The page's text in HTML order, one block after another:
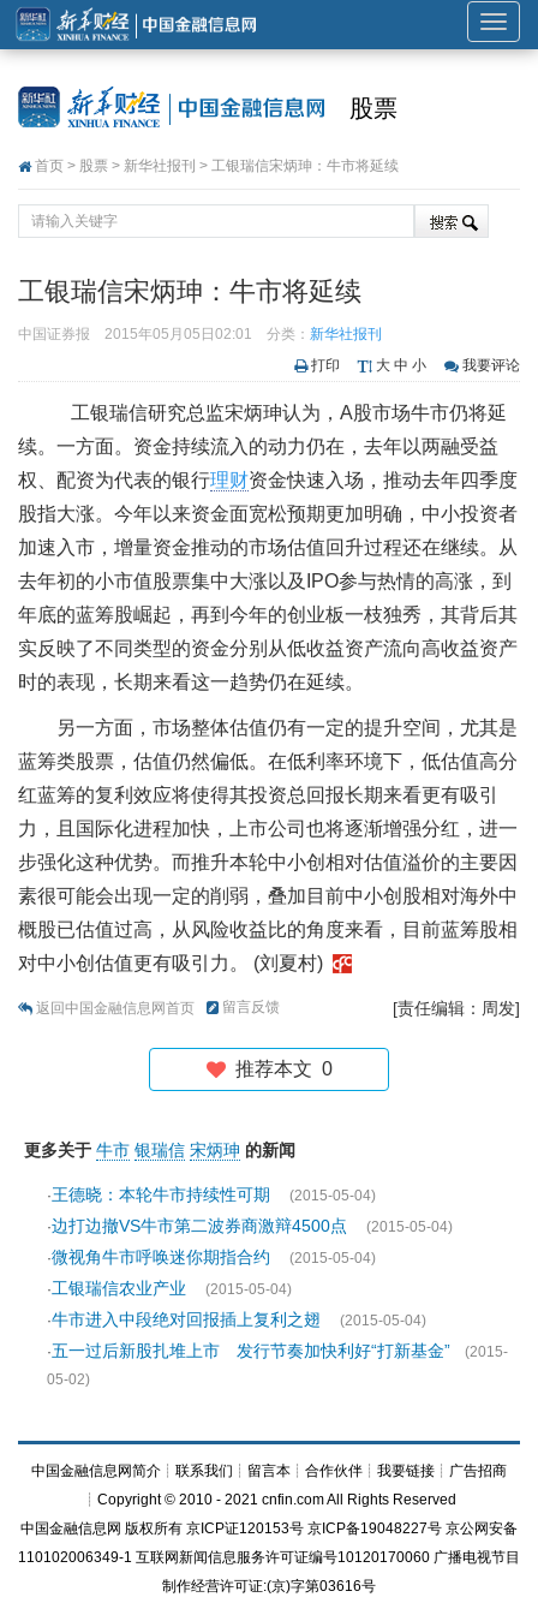
展
开
股票
首页 > 股票 > 新华社报刊 > 工银瑞信宋炳珅：牛市将延续
工银瑞信宋炳珅：牛市将延续
中国证券报 2015年05月05日02:01 分类： 新华社报刊
打印
大 中 小 我要评论
工银瑞信研究总监宋炳珅认为，A股市场牛市仍将延
续。一方面。资金持续流入的动力仍在，去年以两融受益
权、配资为代表的银行理财资金快速入场，推动去年四季度
股指大涨。今年以来资金面宽松预期更加明确，中小投资者
加速入市，增量资金推动的市场估值回升过程还在继续。从
去年初的小市值股票集中大涨以及IPO参与热情的高涨，到
年底的蓝筹股崛起，再到今年的创业板一枝独秀，其背后其
实反映了不同类型的资金分别从低收益资产流向高收益资产
时的表现，长期来看这一趋势仍在延续。
另一方面，市场整体估值仍有一定的提升空间，尤其是
蓝筹类股票，估值仍然偏低。在低利率环境下，低估值高分
红蓝筹的复利效应将使得其投资总回报长期来看更有吸引
力，且国际化进程加快，上市公司也将逐渐增强分红，进一
步强化这种优势。而推升本轮中小创相对估值溢价的主要因
素很可能会出现一定的削弱，叠加目前中小创股相对海外中
概股已估值过高，从风险收益比的角度来看，目前蓝筹股相
对中小创估值更有吸引力。 (刘夏村)
返回中国金融信息网首页 留言反馈 [责任编辑：周发]
推荐本文 0
更多关于 牛市 银瑞信 宋炳珅 的新闻
·王德晓：本轮牛市持续性可期
(2015-05-04)
·边打边撤VS牛市第二波券商激辩4500点
(2015-05-04)
·微视角牛市呼唤迷你期指合约
(2015-05-04)
·工银瑞信农业产业
(2015-05-04)
·牛市进入中段绝对回报插上复利之翅
(2015-05-04)
·五一过后新股扎堆上市 发行节奏加快利好“打新基金”
(2015-
05-02)
中国金融信息网简介 ┊ 联系我们 ┊ 留言本 ┊ 合作伙伴 ┊ 我要链接 ┊ 广告招商
┊Copyright © 2010 - 2021 cnfin.com All Rights Reserved
中国金融信息网 版权所有 京ICP证120153号 京ICP备19048227号 京公网安备
110102006349-1 互联网新闻信息服务许可证编号10120170060 广播电视节目
制作经营许可证:(京)字第03616号